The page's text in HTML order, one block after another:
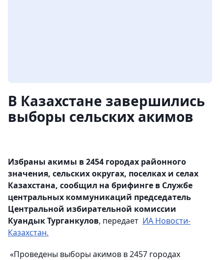
В Казахстане завершились
выборы сельских акимов
Избраны акимы в 2454 городах районного
значения, сельских округах, поселках и селах
Казахстана, сообщил на брифинге в Службе
центральных коммуникаций председатель
Центральной избирательной комиссии
Куандык Турганкулов, передает ИА Новости-
Казахстан.
«Проведены выборы акимов в 2457 городах